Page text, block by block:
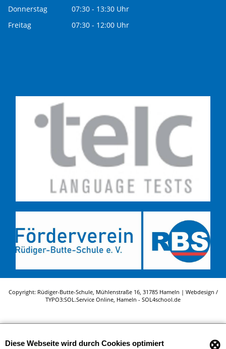
Donnerstag
07:30 - 13:30 Uhr
Freitag
07:30 - 12:00 Uhr
Copyright: Rüdiger-Butte-Schule, Mühlenstraße 16, 31785 Hameln | Webdesign /
TYPO3:SOL.Service Online, Hameln - SOL4school.de
Diese Webseite wird durch Cookies optimiert ⊗